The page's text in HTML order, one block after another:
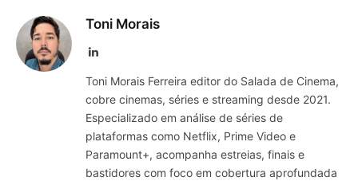
Toni Morais
LinkedIn
Toni Morais Ferreira editor do Salada de Cinema,
cobre cinemas, séries e streaming desde 2021.
Especializado em análise de séries de
plataformas como Netflix, Prime Video e
Paramount+, acompanha estreias, finais e
bastidores com foco em cobertura aprofundada